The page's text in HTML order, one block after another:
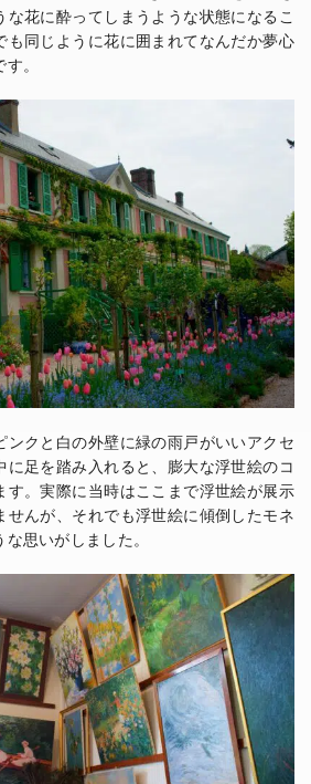
な花に酔ってしまうような状態になるこ
も同じように花に囲まれてなんだか夢心
。
ンクと白の外壁に緑の雨戸がいいアクセ
に足を踏み入れると、膨大な浮世絵のコ
す。実際に当時はここまで浮世絵が展示
せんが、それでも浮世絵に傾倒したモネ
思いがしました。